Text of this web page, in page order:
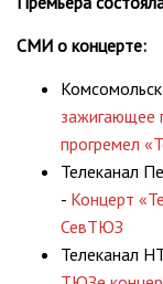
СМИ о концерте:
зажигающее
прогремел
Телеканал
- Концерт
СевТЮЗ
Телеканал